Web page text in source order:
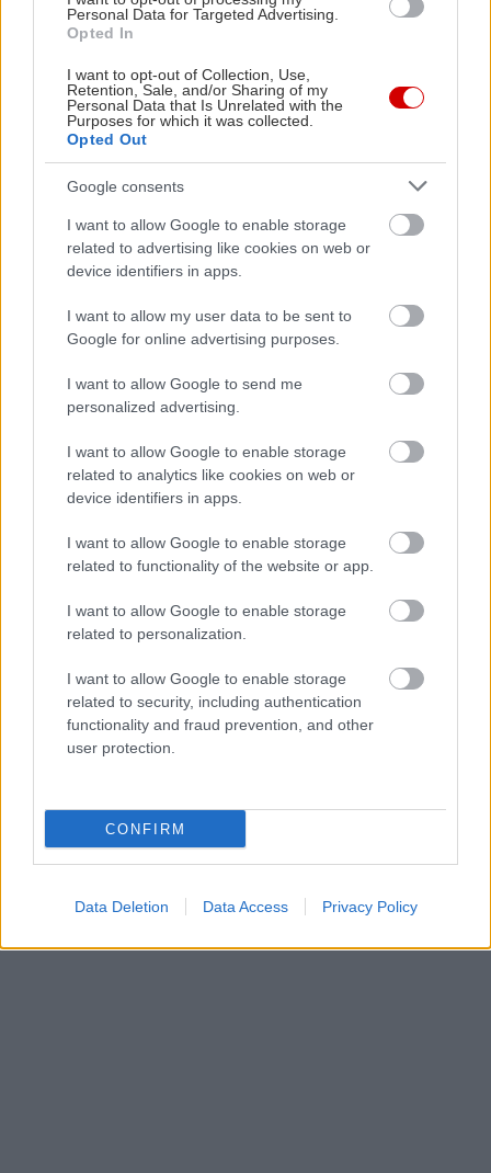
Personal Data for Targeted Advertising.
Opted In
I want to opt-out of Collection, Use,
Retention, Sale, and/or Sharing of my
Personal Data that Is Unrelated with the
Purposes for which it was collected.
Opted Out
Google consents
I want to allow Google to enable storage
related to advertising like cookies on web or
device identifiers in apps.
I want to allow my user data to be sent to
Google for online advertising purposes.
I want to allow Google to send me
personalized advertising.
I want to allow Google to enable storage
related to analytics like cookies on web or
device identifiers in apps.
I want to allow Google to enable storage
related to functionality of the website or app.
I want to allow Google to enable storage
related to personalization.
I want to allow Google to enable storage
related to security, including authentication
functionality and fraud prevention, and other
user protection.
CONFIRM
Data Deletion Data Access Privacy Policy
Δείτε ακόμη